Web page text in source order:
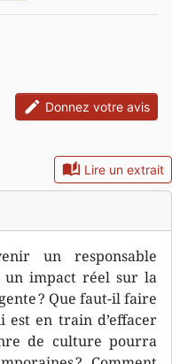
auto_stories Lire un extrait
un responsable
impact réel sur la
? Que faut-il faire
en train d’effacer
de culture pourra
edit Donnez votre avis